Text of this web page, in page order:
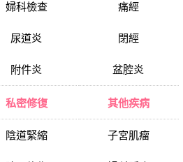
婦科檢查
尿道炎
附件炎
痛經
閉經
盆腔炎
私密修復
陰道緊縮
其他疾病
子宮肌瘤